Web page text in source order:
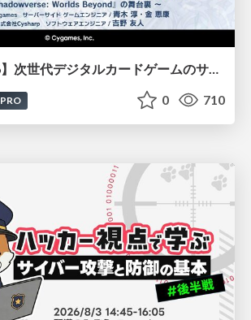
【CEDEC2026】次世代デジタルカードゲームのサーバー設計と運用 〜『Shadowverse: Worlds Beyond』の舞台裏～
PRO 0 710